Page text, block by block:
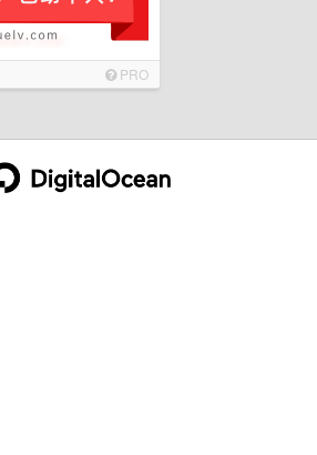
PRO